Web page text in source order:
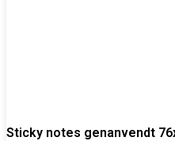
Sticky notes genanvendt